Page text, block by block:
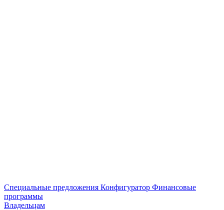
Специальные предложения Конфигуратор Финансовые
программы
Владельцам